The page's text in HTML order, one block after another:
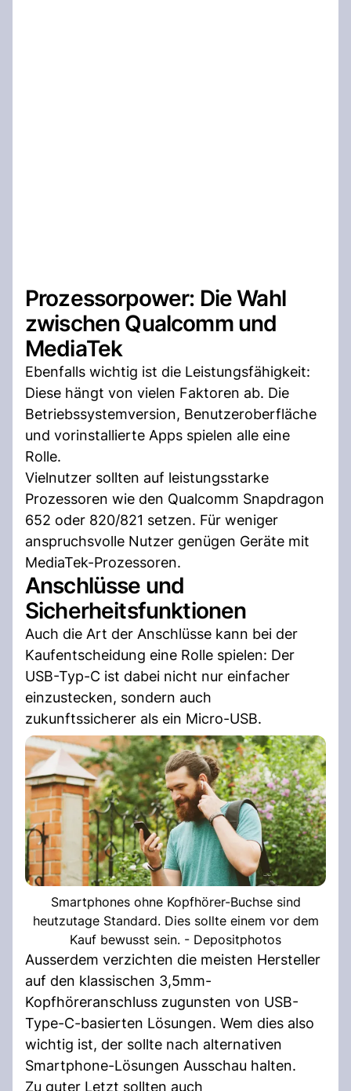
Prozessorpower: Die Wahl
zwischen Qualcomm und
MediaTek
Ebenfalls wichtig ist die Leistungsfähigkeit:
Diese hängt von vielen Faktoren ab. Die
Betriebssystemversion, Benutzeroberfläche
und vorinstallierte Apps spielen alle eine
Rolle.
Vielnutzer sollten auf leistungsstarke
Prozessoren wie den Qualcomm Snapdragon
652 oder 820/821 setzen. Für weniger
anspruchsvolle Nutzer genügen Geräte mit
MediaTek-Prozessoren.
Anschlüsse und
Sicherheitsfunktionen
Auch die Art der Anschlüsse kann bei der
Kaufentscheidung eine Rolle spielen: Der
USB-Typ-C ist dabei nicht nur einfacher
einzustecken, sondern auch
zukunftssicherer als ein Micro-USB.
Smartphones ohne Kopfhörer-Buchse sind
heutzutage Standard. Dies sollte einem vor dem
Kauf bewusst sein. - Depositphotos
Ausserdem verzichten die meisten Hersteller
auf den klassischen 3,5mm-
Kopfhöreranschluss zugunsten von USB-
Type-C-basierten Lösungen. Wem dies also
wichtig ist, der sollte nach alternativen
Smartphone-Lösungen Ausschau halten.
Zu guter Letzt sollten auch